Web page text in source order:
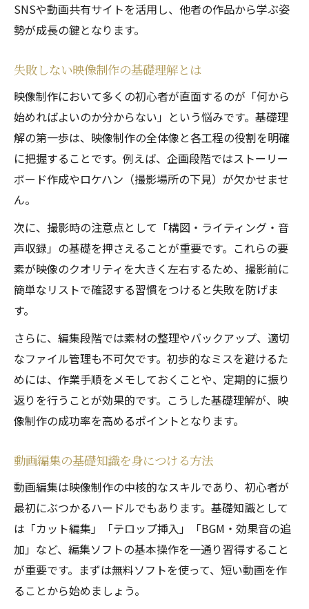
SNSや動画共有サイトを活用し、他者の作品から学ぶ姿
勢が成長の鍵となります。
失敗しない映像制作の基礎理解とは
映像制作において多くの初心者が直面するのが「何から
始めればよいのか分からない」という悩みです。基礎理
解の第一歩は、映像制作の全体像と各工程の役割を明確
に把握することです。例えば、企画段階ではストーリー
ボード作成やロケハン（撮影場所の下見）が欠かせませ
ん。
次に、撮影時の注意点として「構図・ライティング・音
声収録」の基礎を押さえることが重要です。これらの要
素が映像のクオリティを大きく左右するため、撮影前に
簡単なリストで確認する習慣をつけると失敗を防げま
す。
さらに、編集段階では素材の整理やバックアップ、適切
なファイル管理も不可欠です。初歩的なミスを避けるた
めには、作業手順をメモしておくことや、定期的に振り
返りを行うことが効果的です。こうした基礎理解が、映
像制作の成功率を高めるポイントとなります。
動画編集の基礎知識を身につける方法
動画編集は映像制作の中核的なスキルであり、初心者が
最初にぶつかるハードルでもあります。基礎知識として
は「カット編集」「テロップ挿入」「BGM・効果音の追
加」など、編集ソフトの基本操作を一通り習得すること
が重要です。まずは無料ソフトを使って、短い動画を作
ることから始めましょう。